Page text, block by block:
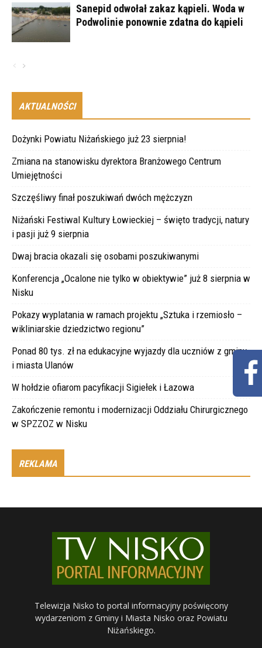
Sanepid odwołał zakaz kąpieli. Woda w
Podwolinie ponownie zdatna do kąpieli
AKTUALNOŚCI
Dożynki Powiatu Niżańskiego już 23 sierpnia!
Zmiana na stanowisku dyrektora Branżowego Centrum
Umiejętności
Szczęśliwy finał poszukiwań dwóch mężczyzn
Niżański Festiwal Kultury Łowieckiej – święto tradycji, natury
i pasji już 9 sierpnia
Dwaj bracia okazali się osobami poszukiwanymi
Konferencja „Ocalone nie tylko w obiektywie” już 8 sierpnia w
Nisku
Pokazy wyplatania w ramach projektu „Sztuka i rzemiosło –
wikliniarskie dziedzictwo regionu”
Ponad 80 tys. zł na edukacyjne wyjazdy dla uczniów z gminy
i miasta Ulanów
W hołdzie ofiarom pacyfikacji Sigiełek i Łazowa
Zakończenie remontu i modernizacji Oddziału Chirurgicznego
w SPZZOZ w Nisku
REKLAMA
Telewizja Nisko to portal informacyjny poświęcony
wydarzeniom z Gminy i Miasta Nisko oraz Powiatu
Niżańskiego.